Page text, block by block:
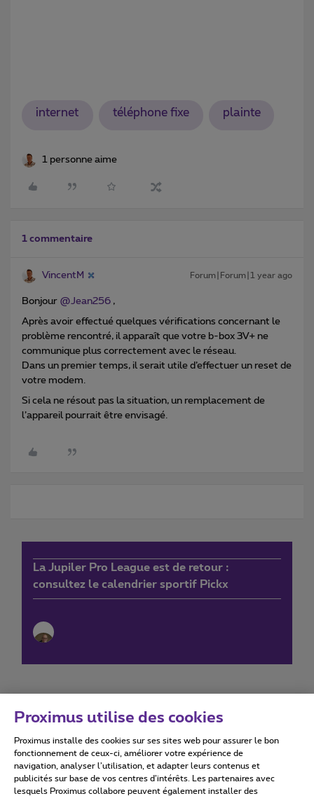
internet téléphone fixe plainte
1 personne aime
1 commentaire
VincentM Forum|Forum|1 year ago
Bonjour ​ @Jean256 ,
Après avoir effectué quelques vérifications concernant le
problème rencontré, il apparaît que votre b-box 3V+ ne
communique plus correctement avec le réseau.
Dans un premier temps, il serait utile d’effectuer un reset de
votre modem.
Si cela ne résout pas la situation, un remplacement de
l’appareil pourrait être envisagé.
La Jupiler Pro League est de retour :
consultez le calendrier sportif Pickx
Conditions d'utilisation Accessibility statement
Proximus utilise des cookies
Proximus installe des cookies sur ses sites web pour assurer le bon
fonctionnement de ceux-ci, améliorer votre expérience de
navigation, analyser l’utilisation, et adapter leurs contenus et
publicités sur base de vos centres d’intérêts. Les partenaires avec
lesquels Proximus collabore peuvent également installer des